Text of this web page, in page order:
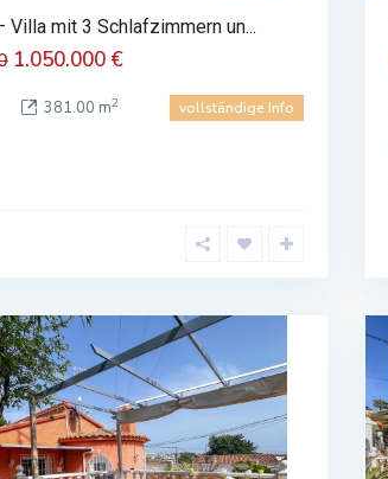
Villa mit 3 Schlafzimmern un...
1.050.000 €
381.00 m2 vollständige Info